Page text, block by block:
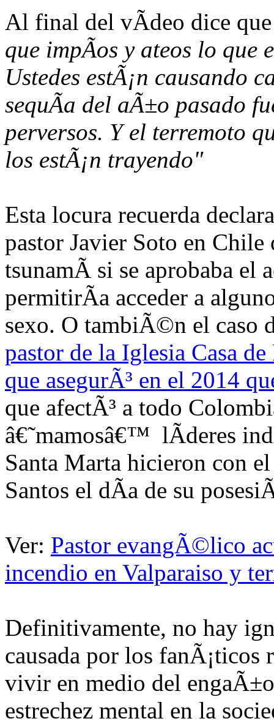
Al final del vÃ­deo dice
que impÃ­os y ateos lo que
Ustedes estÃ¡n causando
sequÃ­a del aÃ±o pasado
perversos. Y el terremoto
los estÃ¡n trayendo"
Esta locura recuerda
pastor Javier Soto en
tsunamÃ­ si se aprobaba el
permitirÃ­a acceder a
sexo. O tambiÃ©n el caso
pastor de la Iglesia Casa
que asegurÃ³ en el 2014
que afectÃ³ a todo
â€˜mamosâ€™ lÃ­deres
Santa Marta hicieron con
Santos el dÃ­a de su
Ver: Pastor evangÃ©lico
incendio en Valparaiso y
Definitivamente, no hay
causada por los fanÃ¡ticos
vivir en medio del
estrechez mental en la